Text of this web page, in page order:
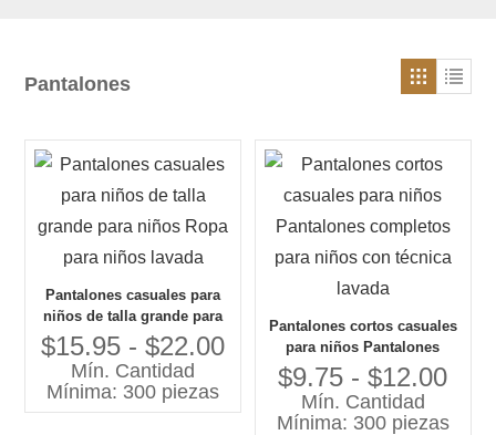
Pantalones
Pantalones casuales para
niños de talla grande para
niños Ropa para niños
lavada
$15.95 - $22.00
Mín. Cantidad
Mínima: 300 piezas
Pantalones cortos casuales
para niños Pantalones
completos para niños con
técnica lavada
$9.75 - $12.00
Mín. Cantidad
Mínima: 300 piezas